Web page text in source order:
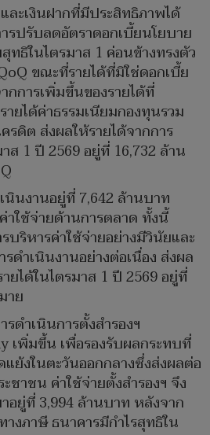
ะเงินฝากที่มีประสิทธิภาพได้
รปรับลดอัตราดอกเบี้ยนโยบาย
ทธิในไตรมาส 1 ค่อนข้างทรงตัว
ขณะที่รายได้ที่มิใช่ดอกเบี้ย
กการเพิ่มขึ้นของรายได้ที่
ยได้ค่าธรรมเนียมกองทุนรวม
รดิต ส่งผลให้รายได้จากการ
ส 1 ปี 2569 อยู่ที่ 16,732 ล้าน
นินงานอยู่ที่ 7,642 ล้านบาท
าใช้จ่ายด้านการตลาด ทั้งนี้
บริหารค่าใช้จ่ายอย่างมีวินัยและ
ดำเนินงานอย่างต่อเนื่อง ส่งผล
ได้ในไตรมาส 1 ปี 2569 อยู่ที่
าย
ดำเนินการตั้งสำรองฯ
เพิ่มขึ้น เพื่อรองรับผลกระทบที่
ย้งในตะวันออกกลางซึ่งส่งผลต่อ
ชาชน ค่าใช้จ่ายตั้งสำรองฯ จึง
อยู่ที่ 3,994 ล้านบาท หลังจาก
งภาษี ธนาคารมีกำไรสุทธิใน